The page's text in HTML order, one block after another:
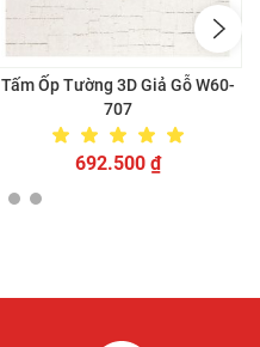
Tấm Ốp Tường 3D Giả Gỗ W60-
707
692.500 ₫